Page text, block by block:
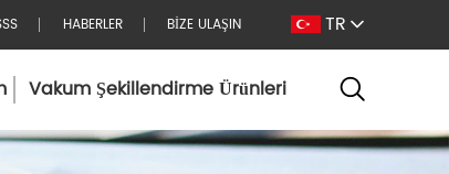
HABERLER BİZE ULAŞIN TR
Vakum Şekillendirme Ürünleri